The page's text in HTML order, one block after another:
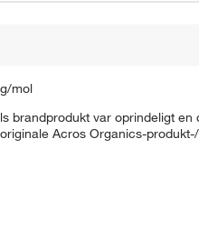
mol
brandprodukt var oprindeligt
Acros Organics-